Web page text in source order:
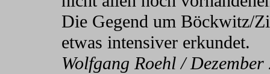
Die Gegend um Böckwitz/
etwas intensiver erkundet.
Wolfgang Roehl / Dezember